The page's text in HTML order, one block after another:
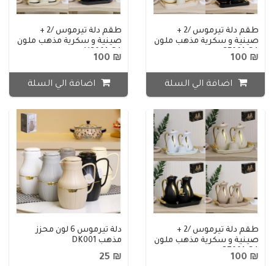
طقم دلة تيرموس /2 +
صينية و سكرية مذهب ملون
GF001-S4
₪ 100
اضافة الي السلة
طقم دلة تيرموس /2 +
صينية و سكرية مذهب ملون
VG001-S4
₪ 100
اضافة الي السلة
طقم دلة تيرموس /2 +
صينية و سكرية مذهب ملون
BZ001-S4
₪ 100
دلة تيرموس 6 لون محزز
مذهب DK001
₪ 25